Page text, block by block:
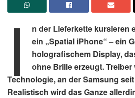
I
n der Lieferkette kursieren
ein „Spatial iPhone“ – ein
holografischem Display,
ohne Brille erzeugt. Treiber
Technologie, an der Samsung
Realistisch wird das Ganze